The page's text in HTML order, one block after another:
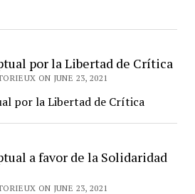
por la Libertad de Crítica
ON JUNE 23, 2021
por la Libertad de Crítica
a favor de la Solidaridad
ON JUNE 23, 2021